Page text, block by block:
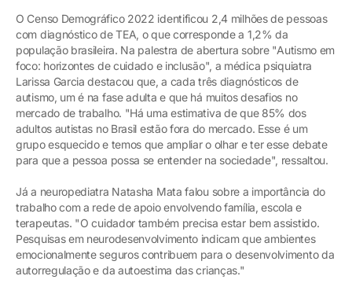
O Censo Demográfico 2022 identificou 2,4 milhões de pessoas
com diagnóstico de TEA, o que corresponde a 1,2% da
população brasileira. Na palestra de abertura sobre "Autismo em
foco: horizontes de cuidado e inclusão", a médica psiquiatra
Larissa Garcia destacou que, a cada três diagnósticos de
autismo, um é na fase adulta e que há muitos desafios no
mercado de trabalho. "Há uma estimativa de que 85% dos
adultos autistas no Brasil estão fora do mercado. Esse é um
grupo esquecido e temos que ampliar o olhar e ter esse debate
para que a pessoa possa se entender na sociedade", ressaltou.
Já a neuropediatra Natasha Mata falou sobre a importância do
trabalho com a rede de apoio envolvendo família, escola e
terapeutas. "O cuidador também precisa estar bem assistido.
Pesquisas em neurodesenvolvimento indicam que ambientes
emocionalmente seguros contribuem para o desenvolvimento da
autorregulação e da autoestima das crianças."